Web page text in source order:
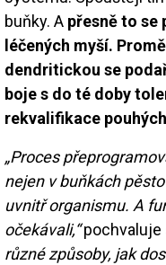
buňky. A přesně to se
léčených myší.
dendritickou se
boje s do té doby
rekvalifikace
„Proces
nejen v buňkách
uvnitř organismu. A
očekávali,“pochvaluje
různé způsoby, jak